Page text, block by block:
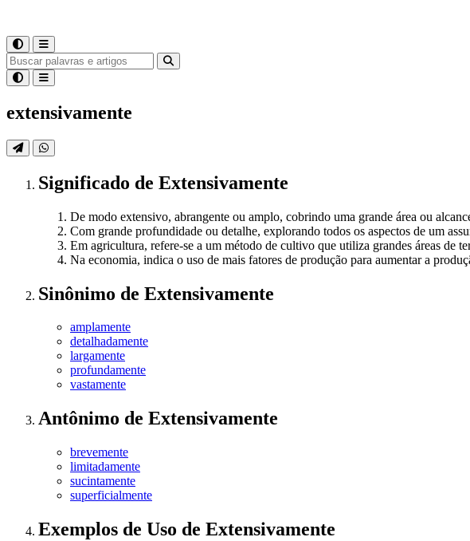
extensivamente
Significado de Extensivamente
De modo extensivo, abrangente ou amplo, cobrindo uma grande área ou
Com grande profundidade ou detalhe, explorando todos os aspectos de um
Em agricultura, refere-se a um método de cultivo que utiliza grandes áreas de
Na economia, indica o uso de mais fatores de produção para aumentar a
Sinônimo de Extensivamente
amplamente
detalhadamente
largamente
profundamente
vastamente
Antônimo de Extensivamente
brevemente
limitadamente
sucintamente
superficialmente
Exemplos de Uso de Extensivamente